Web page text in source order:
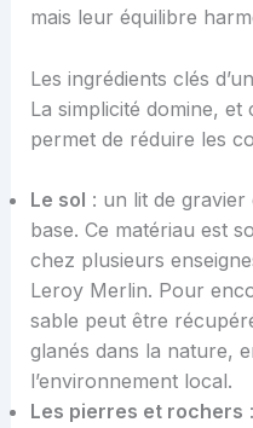
mais leur équilibre
Les ingrédients clés
La simplicité domine, et
permet de réduire les
Le sol : un lit de
base. Ce matériau est
chez plusieurs
Leroy Merlin. Pour
sable peut être
glanés dans la nature,
l’environnement local.
Les pierres et rochers